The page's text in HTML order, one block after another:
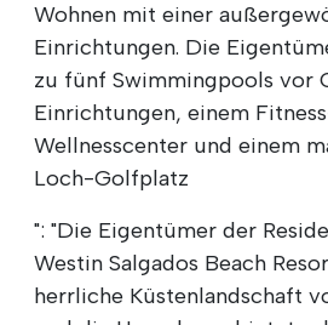
Wohnen mit einer
Einrichtungen. Die
zu fünf Swimmingpools vor
Einrichtungen, einem
Wellnesscenter und einem
Loch-Golfplatz
": "Die Eigentümer der
Westin Salgados Beach
herrliche Küstenlandschaft